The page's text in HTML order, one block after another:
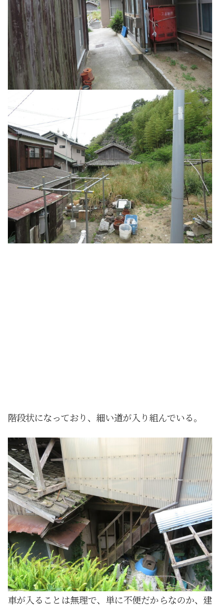
階段状になっており、細い道が入り組んでいる。
車が入ることは無理で、単に不便だからなのか、建